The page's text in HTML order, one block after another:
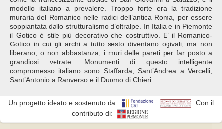
modello italiano a prevalere. Troppo forte era la tradizione
muraria del Romanico nelle radici dell’antica Roma, per essere
soppiantata dallo strutturalismo d’oltralpe. In Italia e in Piemonte
il Gotico è stile più decorativo che costruttivo. E’ il Romanico-
Gotico in cui gli archi a tutto sesto diventano ogivali, ma non
liberano, o non abbastanza, i muri delle pareti per far posto a
grandiosi vetrate. Monumenti di questo intelligente
compromesso italiano sono Staffarda, Sant’Andrea a Vercelli,
Sant’Antonio a Ranverso e il Duomo di Chieri
Un progetto ideato e sostenuto da:
Con il
contributo di: